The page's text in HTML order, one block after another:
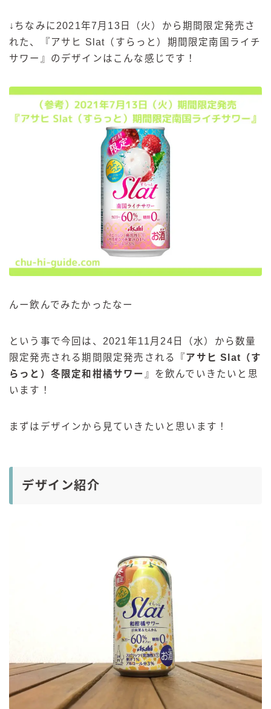
↓ちなみに2021年7月13日（火）から期間限定発売さ
れた、『アサヒ Slat（すらっと）期間限定南国ライチ
サワー』のデザインはこんな感じです！
んー飲んでみたかったなー
という事で今回は、2021年11月24日（水）から数量
限定発売される期間限定発売される『アサヒ Slat（す
らっと）冬限定和柑橘サワー 』を飲んでいきたいと思
います！
まずはデザインから見ていきたいと思います！
デザイン紹介